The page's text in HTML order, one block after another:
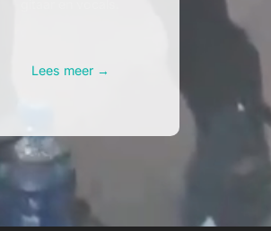
Lees meer →